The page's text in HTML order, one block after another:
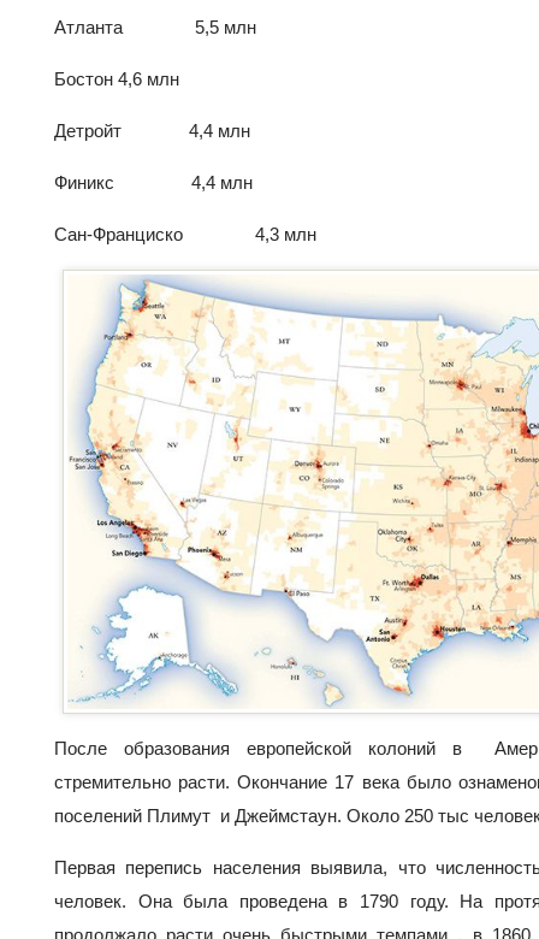
Атланта 5,5 млн
Бостон 4,6 млн
Детройт 4,4 млн
Финикс 4,4 млн
Сан-Франциско 4,3 млн
После образования европейской колоний в
стремительно расти. Окончание 17 века было
поселений Плимут и Джеймстаун. Около 250 тыс
Первая перепись населения выявила, что
человек. Она была проведена в 1790 году. На
продолжало расти очень быстрыми темпами . в 1860